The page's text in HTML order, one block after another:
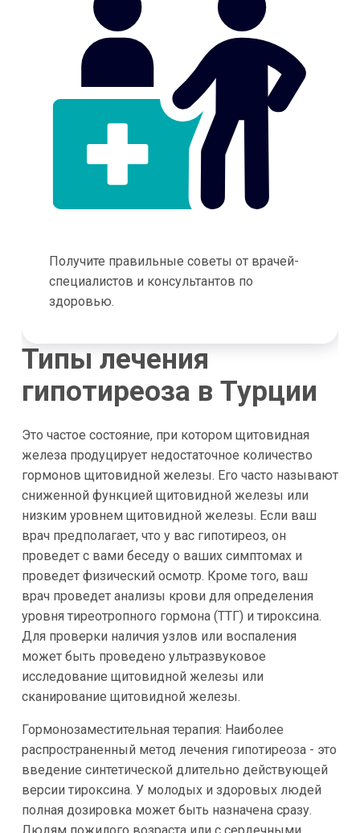
Получите правильные советы от врачей-
специалистов и консультантов по
здоровью.
Типы лечения
гипотиреоза в Турции
Это частое состояние, при котором щитовидная
железа продуцирует недостаточное количество
гормонов щитовидной железы. Его часто называют
сниженной функцией щитовидной железы или
низким уровнем щитовидной железы. Если ваш
врач предполагает, что у вас гипотиреоз, он
проведет с вами беседу о ваших симптомах и
проведет физический осмотр. Кроме того, ваш
врач проведет анализы крови для определения
уровня тиреотропного гормона (ТТГ) и тироксина.
Для проверки наличия узлов или воспаления
может быть проведено ультразвуковое
исследование щитовидной железы или
сканирование щитовидной железы.
Гормонозаместительная терапия: Наиболее
распространенный метод лечения гипотиреоза - это
введение синтетической длительно действующей
версии тироксина. У молодых и здоровых людей
полная дозировка может быть назначена сразу.